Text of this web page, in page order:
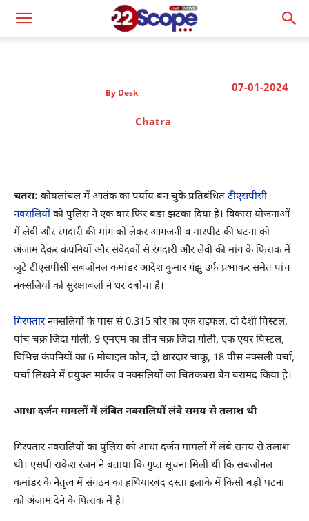
07-01-2024
By Desk
Chatra
चतरा: कोयलांचल में आतंक का पर्याय बन चुके प्रतिबंधित टीएसपीसी
नक्सलियोंको पुलिस ने एक बार फिर बड़ा झटका दिया है। विकास योजनाओं
में लेवी और रंगदारी की मांग को लेकर आगजनी व मारपीट की घटना को
अंजाम देकर कंपनियों और संवेदकों से रंगदारी और लेवी की मांग के फिराक में
जुटे टीएसपीसी सबजोनल कमांडर आदेश कुमार गंझु उर्फ प्रभाकर समेत पांच
नक्सलियों को सुरक्षाबलों ने धर दबोचा है।
गिरफ्तारनक्सलियों के पास से 0.315 बोर का एक राइफल, दो देशी पिस्टल,
पांच चक्र जिंदा गोली, 9 एमएम का तीन चक्र जिंदा गोली, एक एयर पिस्टल,
विभिन्न कंपनियों का 6 मोबाइल फोन, दो धारदार चाकू, 18 पीस नक्सली पर्चा,
पर्चा लिखने में प्रयुक्त मार्कर व नक्सलियों का चितकबरा बैग बरामद किया है।
आधा दर्जन मामलों में लंबित नक्सलियों लंबे समय से तलाश थी
गिरफ्तार नक्सलियों का पुलिस को आधा दर्जन मामलों में लंबे समय से तलाश
थी। एसपी राकेश रंजन ने बताया कि गुप्त सूचना मिली थी कि सबजोनल
कमांडर के नेतृत्व में संगठन का हथियारबंद दस्ता इलाके में किसी बड़ी घटना
को अंजाम देने के फिराक में है।